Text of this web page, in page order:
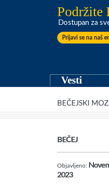
Podržite
Dostupan za
Prijavi se na naš
Vesti
BEČEJSKI
BEČEJ
Objavljeno:
2023